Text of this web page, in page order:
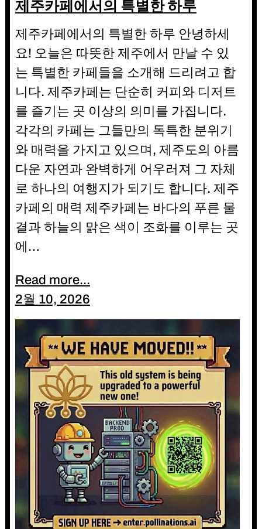
제주카페에서의 특별한 하루
제주카페에서의 특별한 하루 안녕하세
요! 오늘은 따뜻한 제주에서 만날 수 있
는 특별한 카페들을 소개해 드리려고 합
니다. 제주카페는 단순히 커피와 디저트
를 즐기는 곳 이상의 의미를 가집니다.
각각의 카페는 그들만의 독특한 분위기
와 매력을 가지고 있으며, 제주도의 아름
다운 자연과 완벽하게 어우러져 그 자체
로 하나의 여행지가 되기도 합니다. 제주
카페의 매력 제주카페는 바다의 푸른 물
결과 하늘의 맑은 색이 조화를 이루는 곳
에…
Read more...
2월 10, 2026